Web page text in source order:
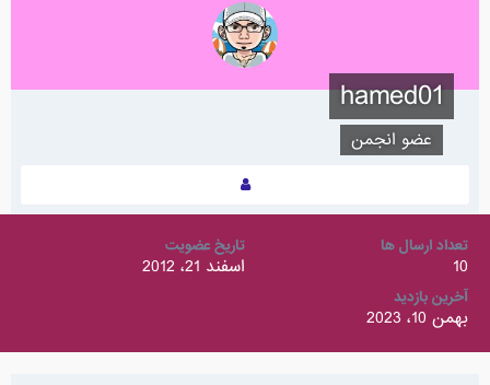
hamed01
عضو انجمن
تعداد ارسال ها
10
تاریخ عضویت
اسفند 21، 2012
آخرین بازدید
بهمن 10، 2023